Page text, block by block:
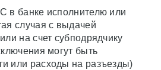
в банке исполнителю или
случая с выдачей
на счет субподрядчику
могут быть
или расходы на разъезды)